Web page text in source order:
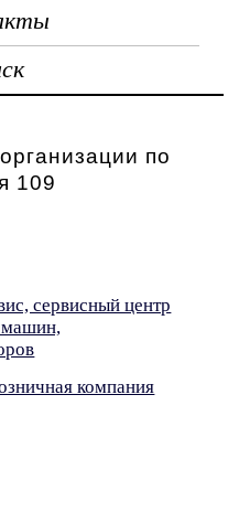
по
109
сервисный центр
машин,
компания